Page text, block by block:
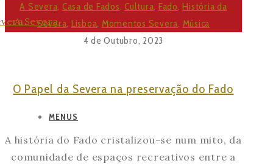
MENUS
A Severa, Casa de Fados,Cultura, Fado,História da
Severa, Lisboa, Momentos Severa, Música
4 de Outubro, 2023
O Papel da Severa na preservação do Fado
A história do Fado cristalizou-se num mito, da
comunidade de espaços recreativos entre a